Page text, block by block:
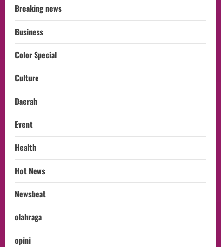
Breaking news
Business
Color Special
Culture
Daerah
Event
Health
Hot News
Newsbeat
olahraga
opini